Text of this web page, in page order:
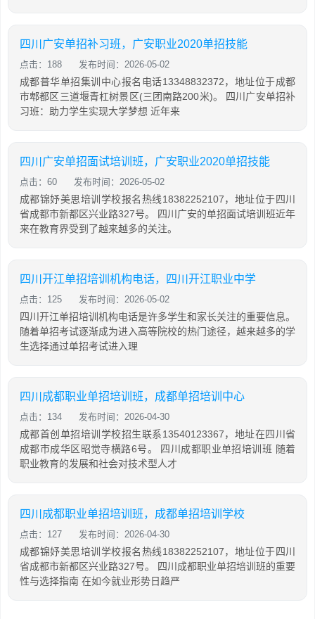
四川广安单招补习班，广安职业2020单招技能
点击：188 发布时间：2026-05-02
成都普华单招集训中心报名电话13348832372，地址位于成都
市郫都区三道堰青杠树景区(三团南路200米)。 四川广安单招补
习班：助力学生实现大学梦想 近年来
四川广安单招面试培训班，广安职业2020单招技能
点击：60 发布时间：2026-05-02
成都锦妤美思培训学校报名热线18382252107，地址位于四川
省成都市新都区兴业路327号。 四川广安的单招面试培训班近年
来在教育界受到了越来越多的关注。
四川开江单招培训机构电话，四川开江职业中学
点击：125 发布时间：2026-05-02
四川开江单招培训机构电话是许多学生和家长关注的重要信息。
随着单招考试逐渐成为进入高等院校的热门途径，越来越多的学
生选择通过单招考试进入理
四川成都职业单招培训班，成都单招培训中心
点击：134 发布时间：2026-04-30
成都首创单招培训学校招生联系13540123367，地址在四川省
成都市成华区昭觉寺横路6号。 四川成都职业单招培训班 随着
职业教育的发展和社会对技术型人才
四川成都职业单招培训班，成都单招培训学校
点击：127 发布时间：2026-04-30
成都锦妤美思培训学校报名热线18382252107，地址位于四川
省成都市新都区兴业路327号。 四川成都职业单招培训班的重要
性与选择指南 在如今就业形势日趋严